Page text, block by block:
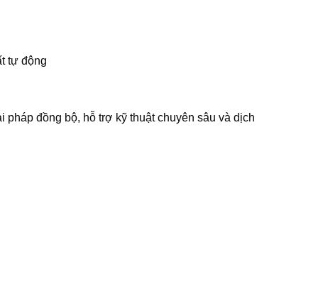
tự động
đồng bộ, hỗ trợ kỹ thuật chuyên sâu và dịch